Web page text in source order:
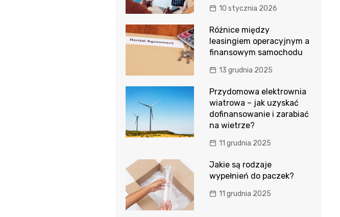
10 stycznia 2026
Różnice między
leasingiem operacyjnym a
finansowym samochodu
13 grudnia 2025
Przydomowa elektrownia
wiatrowa – jak uzyskać
dofinansowanie i zarabiać
na wietrze?
11 grudnia 2025
Jakie są rodzaje
wypełnień do paczek?
11 grudnia 2025